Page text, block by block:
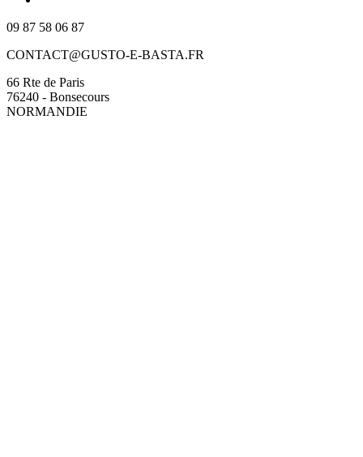
09 87 58 06 87
CONTACT@GUSTO-E-BASTA.FR
66 Rte de Paris
76240 - Bonsecours
NORMANDIE